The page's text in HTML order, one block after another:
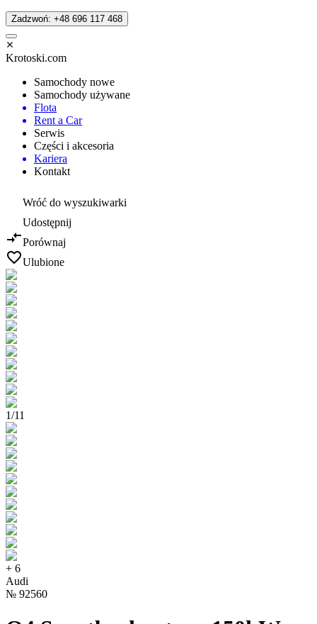
Zadzwoń: +48 696 117 468
Krotoski.com
Samochody nowe
Samochody używane
Flota
Rent a Car
Serwis
Części i akcesoria
Kariera
Kontakt
Wróć do wyszukiwarki
Udostępnij
Porównaj
Ulubione
1/11
+ 6
Audi
№ 92560